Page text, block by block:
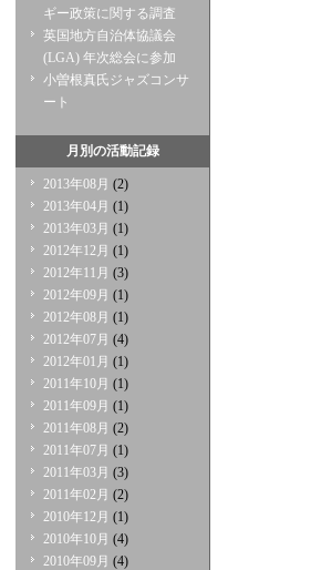
ギー政策に関する調査
英国地方自治体協議会
(LGA) 年次総会に参加
小曽根真氏ジャズコンサ
ート
月別の活動記録
2013年08月 (2)
2013年04月 (1)
2013年03月 (1)
2012年12月 (1)
2012年11月 (3)
2012年09月 (1)
2012年08月 (1)
2012年07月 (4)
2012年01月 (1)
2011年10月 (1)
2011年09月 (1)
2011年08月 (2)
2011年07月 (1)
2011年03月 (3)
2011年02月 (2)
2010年12月 (1)
2010年10月 (4)
2010年09月 (4)